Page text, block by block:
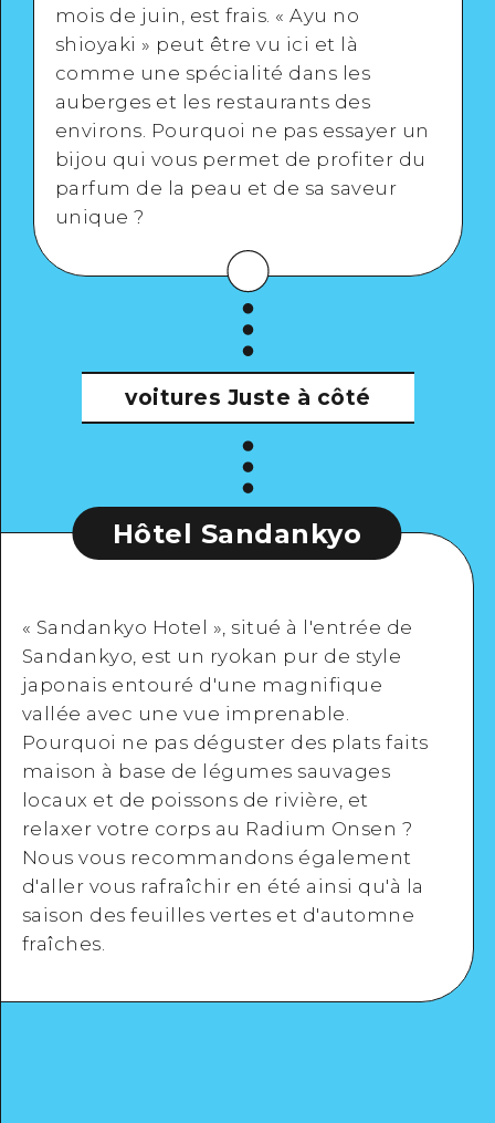
mois de juin, est frais. « Ayu no
shioyaki » peut être vu ici et là
comme une spécialité dans les
auberges et les restaurants des
environs. Pourquoi ne pas essayer un
bijou qui vous permet de profiter du
parfum de la peau et de sa saveur
unique ?
voitures Juste à côté
Hôtel Sandankyo
« Sandankyo Hotel », situé à l'entrée de
Sandankyo, est un ryokan pur de style
japonais entouré d'une magnifique
vallée avec une vue imprenable.
Pourquoi ne pas déguster des plats faits
maison à base de légumes sauvages
locaux et de poissons de rivière, et
relaxer votre corps au Radium Onsen ?
Nous vous recommandons également
d'aller vous rafraîchir en été ainsi qu'à la
saison des feuilles vertes et d'automne
fraîches.